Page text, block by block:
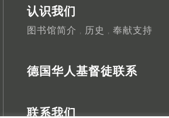
认识我们
图书馆简介 ， 历史 ， 奉献支持
德国华人基督徒联系
联系我们